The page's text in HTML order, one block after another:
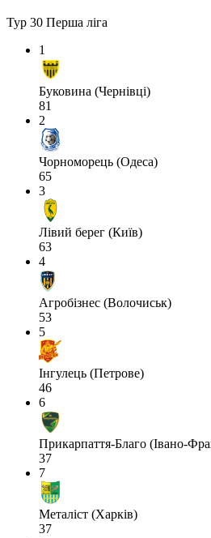
Тур 30 Перша ліга
1
Буковина (Чернівці)
81
2
Чорноморець (Одеса)
65
3
Лівий берег (Київ)
63
4
Агробізнес (Волочиськ)
53
5
Інгулець (Петрове)
46
6
Прикарпаття-Благо (Івано-
37
7
Металіст (Харків)
37